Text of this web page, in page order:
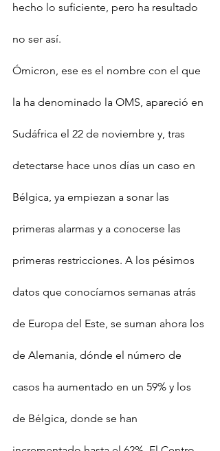
hecho lo suficiente, pero ha resultado
no ser así.
Ómicron, ese es el nombre con el que
la ha denominado la OMS, apareció en
Sudáfrica el 22 de noviembre y, tras
detectarse hace unos días un caso en
Bélgica, ya empiezan a sonar las
primeras alarmas y a conocerse las
primeras restricciones. A los pésimos
datos que conocíamos semanas atrás
de Europa del Este, se suman ahora los
de Alemania, dónde el número de
casos ha aumentado en un 59% y los
de Bélgica, donde se han